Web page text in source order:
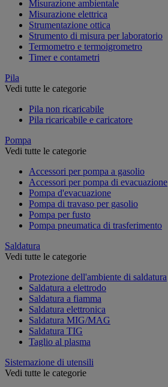
Misurazione ambientale
Misurazione elettrica
Strumentazione ottica
Strumento di misura per laboratorio
Termometro e termoigrometro
Timer e contametri
Pila
Vedi tutte le categorie
Pila non ricaricabile
Pila ricaricabile e caricatore
Pompa
Vedi tutte le categorie
Accessori per pompa a gasolio
Accessori per pompa di evacuazione
Pompa d'evacuazione
Pompa di travaso per gasolio
Pompa per fusto
Pompa pneumatica di trasferimento
Saldatura
Vedi tutte le categorie
Protezione dell'ambiente di saldatura
Saldatura a elettrodo
Saldatura a fiamma
Saldatura elettronica
Saldatura MIG/MAG
Saldatura TIG
Taglio al plasma
Sistemazione di utensili
Vedi tutte le categorie